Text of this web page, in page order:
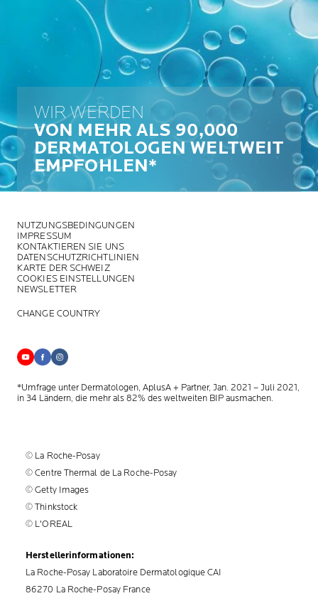
WIR WERDEN
VON MEHR ALS 90,000
DERMATOLOGEN WELTWEIT
EMPFOHLEN*
NUTZUNGSBEDINGUNGEN
IMPRESSUM
KONTAKTIEREN SIE UNS
DATENSCHUTZRICHTLINIEN
KARTE DER SCHWEIZ
COOKIES EINSTELLUNGEN
NEWSLETTER
CHANGE COUNTRY
*Umfrage unter Dermatologen, AplusA + Partner, Jan. 2021 – Juli 2021,
in 34 Ländern, die mehr als 82% des weltweiten BIP ausmachen.
© La Roche-Posay
© Centre Thermal de La Roche-Posay
© Getty Images
© Thinkstock
© L'OREAL
Herstellerinformationen:
La Roche-Posay Laboratoire Dermatologique CAI
86270 La Roche-Posay France